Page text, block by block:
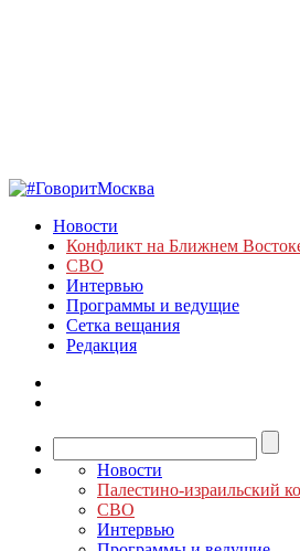
Новости
Конфликт на Ближнем
СВО
Интервью
Программы и ведущие
Сетка вещания
Редакция
Новости
Палестино-израильский
СВО
Интервью